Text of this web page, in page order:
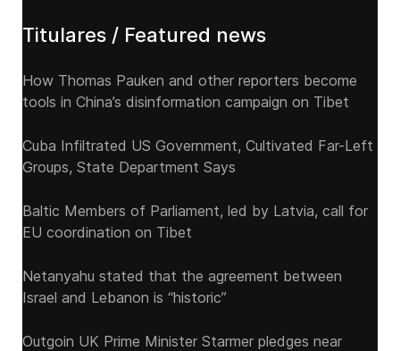
Titulares / Featured news
How Thomas Pauken and other reporters become
tools in China’s disinformation campaign on Tibet
Cuba Infiltrated US Government, Cultivated Far-Left
Groups, State Department Says
Baltic Members of Parliament, led by Latvia, call for
EU coordination on Tibet
Netanyahu stated that the agreement between
Israel and Lebanon is “historic”
Outgoin UK Prime Minister Starmer pledges near